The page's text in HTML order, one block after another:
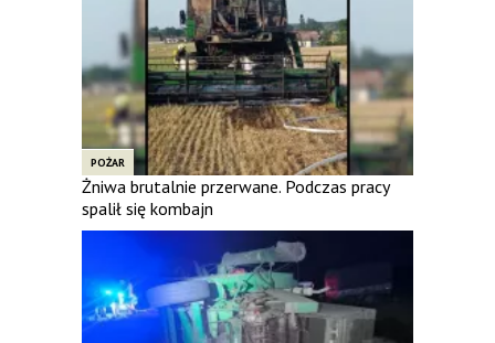
POŻAR
Żniwa brutalnie przerwane. Podczas pracy
spalił się kombajn